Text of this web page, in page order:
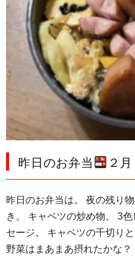
昨日のお弁当 ２
昨日のお弁当は。 夜の残り
き。 キャベツの炒め物。 3
セージ。 キャベツの千切り
野菜はまあまあ摂れたかな？